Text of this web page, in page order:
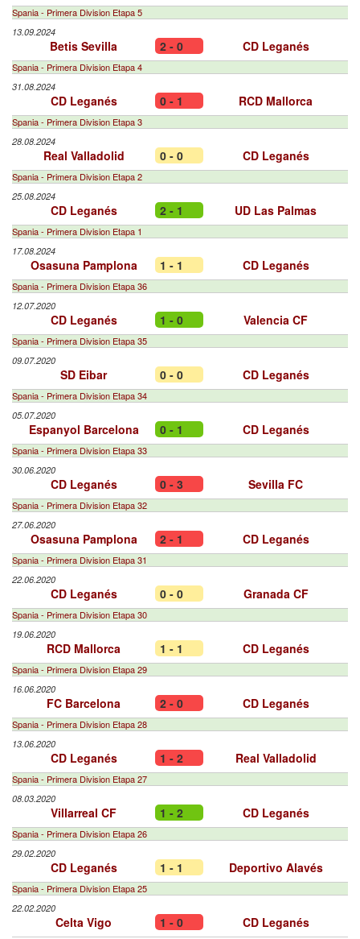
Spania - Primera Division Etapa 5
13.09.2024
Betis Sevilla 2 - 0 CD Leganés
Spania - Primera Division Etapa 4
31.08.2024
CD Leganés 0 - 1 RCD Mallorca
Spania - Primera Division Etapa 3
28.08.2024
Real Valladolid 0 - 0 CD Leganés
Spania - Primera Division Etapa 2
25.08.2024
CD Leganés 2 - 1 UD Las Palmas
Spania - Primera Division Etapa 1
17.08.2024
Osasuna Pamplona 1 - 1 CD Leganés
Spania - Primera Division Etapa 36
12.07.2020
CD Leganés 1 - 0 Valencia CF
Spania - Primera Division Etapa 35
09.07.2020
SD Eibar 0 - 0 CD Leganés
Spania - Primera Division Etapa 34
05.07.2020
Espanyol Barcelona 0 - 1 CD Leganés
Spania - Primera Division Etapa 33
30.06.2020
CD Leganés 0 - 3 Sevilla FC
Spania - Primera Division Etapa 32
27.06.2020
Osasuna Pamplona 2 - 1 CD Leganés
Spania - Primera Division Etapa 31
22.06.2020
CD Leganés 0 - 0 Granada CF
Spania - Primera Division Etapa 30
19.06.2020
RCD Mallorca 1 - 1 CD Leganés
Spania - Primera Division Etapa 29
16.06.2020
FC Barcelona 2 - 0 CD Leganés
Spania - Primera Division Etapa 28
13.06.2020
CD Leganés 1 - 2 Real Valladolid
Spania - Primera Division Etapa 27
08.03.2020
Villarreal CF 1 - 2 CD Leganés
Spania - Primera Division Etapa 26
29.02.2020
CD Leganés 1 - 1 Deportivo Alavés
Spania - Primera Division Etapa 25
22.02.2020
Celta Vigo 1 - 0 CD Leganés